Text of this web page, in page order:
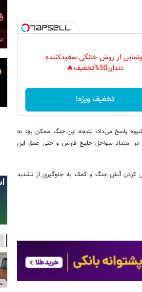
از روش خانگی سفیدکننده
دندان50%تخفیف🔥
تخفیف ویژه!
شیوه پاسخ می‌داد، نتیجه این جنگ ممکن بود به
در امتداد سواحل خلیج فارس و حتی عمق این
کردن آتش جنگ و کمک به جلوگیری از تشدید